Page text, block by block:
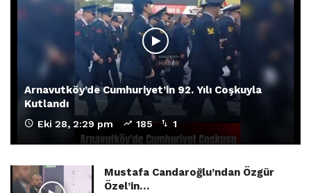
Arnavutköy’de Cumhuriyet’in 92. Yılı Coşkuyla
Kutlandı
Eki 28, 2:29 pm 185 1
Mustafa Candaroğlu’ndan Özgür
Özel’in…